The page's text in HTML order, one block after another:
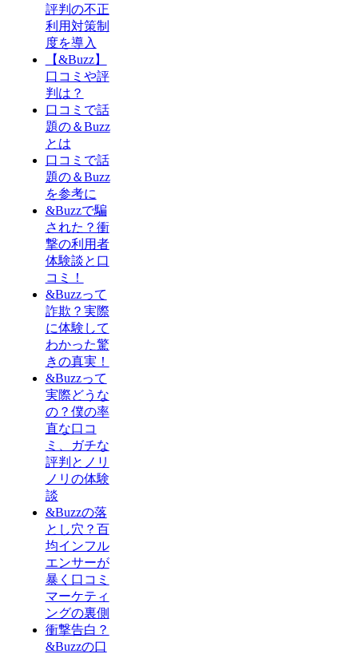
評判の不正
利用対策制
度を導入
【&Buzz】
口コミや評
判は？
口コミで話
題の＆Buzz
とは
口コミで話
題の＆Buzz
を参考に
&Buzzで騙
された？衝
撃の利用者
体験談と口
コミ！
&Buzzって
詐欺？実際
に体験して
わかった驚
きの真実！
&Buzzって
実際どうな
の？僕の率
直な口コ
ミ、ガチな
評判とノリ
ノリの体験
談
&Buzzの落
とし穴？百
均インフル
エンサーが
暴く口コミ
マーケティ
ングの裏側
衝撃告白？
&Buzzの口